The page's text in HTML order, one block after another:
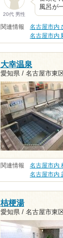
20代 男性
風呂が
関連情報 名古屋市内
名古屋市内
大幸温泉
愛知県 / 名古屋市東
関連情報 名古屋市内
名古屋市内
桔梗湯
愛知県 / 名古屋市東